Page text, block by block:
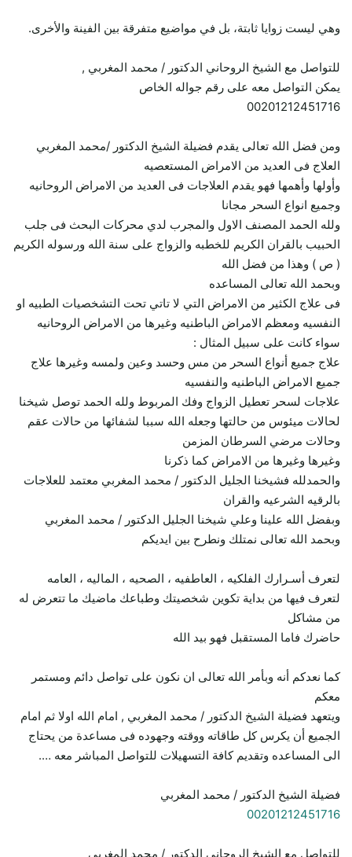
وهي ليست زوايا ثابتة، بل في مواضيع متفرقة بين الفينة والأخرى.
للتواصل مع الشيخ الروحاني الدكتور / محمد المغربي ,
يمكن التواصل معه على رقم جواله الخاص
00201212451716
ومن فضل الله تعالى يقدم فضيلة الشيخ الدكتور /محمد المغربي
العلاج فى العديد من الامراض المستعصيه
وأولها وأهمها فهو يقدم العلاجات فى العديد من الامراض الروحانيه
وجميع انواع السحر مجانا
ولله الحمد المصنف الاول والمجرب لدي محركات البحث فى جلب
الحبيب بالقران الكريم للخطبه والزواج على سنة الله ورسوله الكريم
( ص ) وهذا من فضل الله
وبحمد الله تعالى المساعده
فى علاج الكثير من الامراض التي لا تاتي تحت التشخصيات الطبيه او
النفسيه ومعظم الامراض الباطنيه وغيرها من الامراض الروحانيه
سواء كانت على سبيل المثال :
علاج جميع أنواع السحر من مس وحسد وعين ولمسه وغيرها علاج
جميع الامراض الباطنيه والنفسيه
علاجات لسحر تعطيل الزواج وفك المربوط ولله الحمد توصل شيخنا
لحالات ميئوس من حالتها وجعله الله سببا لشفائها من حالات عقم
وحالات مرضي السرطان المزمن
وغيرها وغيرها من الامراض كما ذكرنا
والحمدلله فشيخنا الجليل الدكتور / محمد المغربي معتمد للعلاجات
بالرقيه الشرعيه والقران
وبفضل الله علينا وعلي شيخنا الجليل الدكتور / محمد المغربي
وبحمد الله تعالى نمتلك ونطرح بين ايديكم
لتعرف أسـرارك الفلكيه ، العاطفيه ، الصحيه ، الماليه ، العامه
لتعرف فيها من بداية تكوين شخصيتك وطباعك ماضيك ما تتعرض له
من مشاكل
حاضرك فاما المستقبل فهو بيد الله
كما نعدكم أنه وبأمر الله تعالى ان نكون على تواصل دائم ومستمر
معكم
ويتعهد فضيلة الشيخ الدكتور / محمد المغربي , امام الله اولا ثم امام
الجميع أن يكرس كل طاقاته ووقته وجهوده فى مساعدة من يحتاج
الى المساعده وتقديم كافة التسهيلات للتواصل المباشر معه ….
فضيلة الشيخ الدكتور / محمد المغربي
00201212451716
للتواصل مع الشيخ الروحاني الدكتور / محمد المغربي